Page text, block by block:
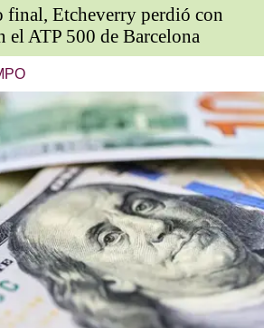
final, Etcheverry perdió con
el ATP 500 de Barcelona